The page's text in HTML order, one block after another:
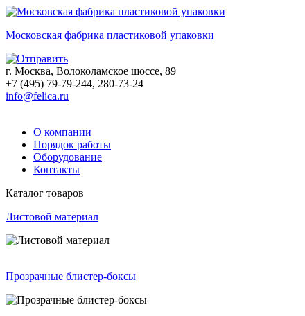
Московская фабрика пластиковой упаковки
г. Москва, Волоколамское шоссе, 89
+7 (495) 79-79-244, 280-73-24
info@felica.ru
О компании
Порядок работы
Оборудование
Контакты
Каталог товаров
Листовой материал
Прозрачные блистер-боксы